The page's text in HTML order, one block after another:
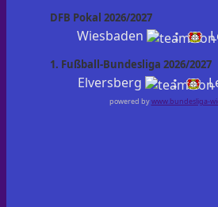
DFB Pokal 2026/2027
Wiesbaden :
1. Fußball-Bundesliga 2026/2027
Elversberg :
powered bywww.bundesliga-